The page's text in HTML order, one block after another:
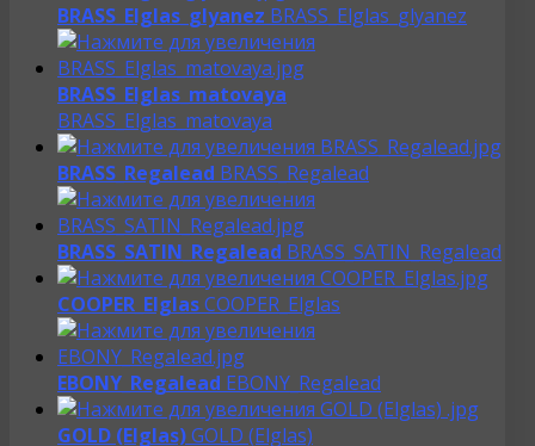
BRASS_Elglas_glyanez BRASS_Elglas_glyanez
BRASS_Elglas_matovaya
BRASS_Elglas_matovaya
BRASS_Regalead BRASS_Regalead
BRASS_SATIN_Regalead BRASS_SATIN_Regalead
COOPER_ElglasCOOPER_Elglas
EBONY_Regalead EBONY_Regalead
GOLD (Elglas)GOLD (Elglas)